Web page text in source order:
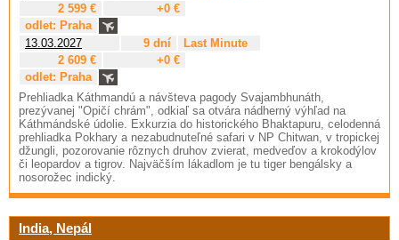
2 599 €
+0 €
odlet: Praha
13.03.2027
9 dní
Last Minute
2 609 €
+0 €
odlet: Praha
Prehliadka Káthmandú a návšteva pagody Svajambhunáth,
prezývanej "Opičí chrám", odkiaľ sa otvára nádherný výhľad na
Káthmándské údolie. Exkurzia do historického Bhaktapuru, celodenná
prehliadka Pokhary a nezabudnuteľné safari v NP Chitwan, v tropickej
džungli, pozorovanie rôznych druhov zvierat, medveďov a krokodýlov
či leopardov a tigrov. Najväčším lákadlom je tu tiger bengálsky a
nosorožec indický.
India, Nepál